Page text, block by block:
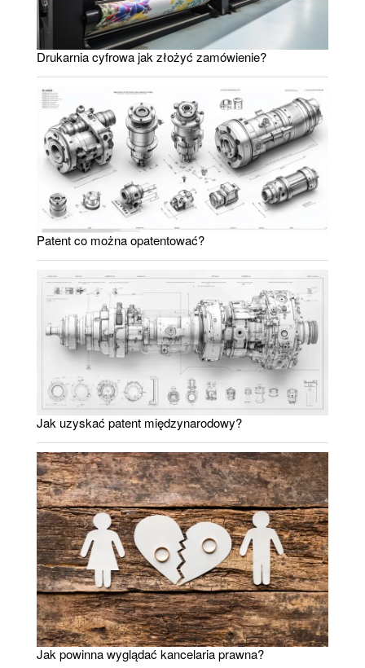
Drukarnia cyfrowa jak złożyć zamówienie?
Patent co można opatentować?
Jak uzyskać patent międzynarodowy?
Jak powinna wyglądać kancelaria prawna?